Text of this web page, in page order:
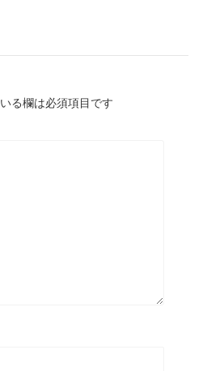
る欄は必須項目です